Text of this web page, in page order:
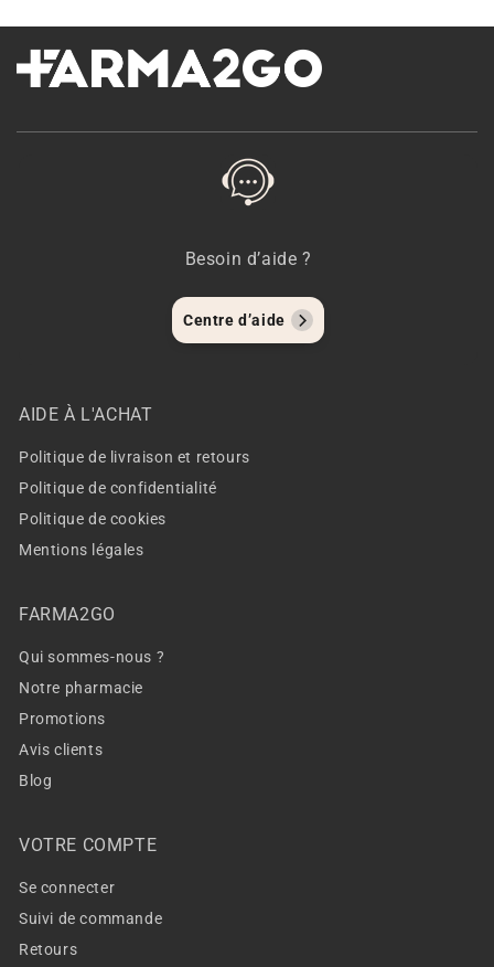
Besoin d’aide ?
Centre d’aide
AIDE À L'ACHAT
Politique de livraison et retours
Politique de confidentialité
Politique de cookies
Mentions légales
FARMA2GO
Qui sommes-nous ?
Notre pharmacie
Promotions
Avis clients
Blog
VOTRE COMPTE
Se connecter
Suivi de commande
Retours